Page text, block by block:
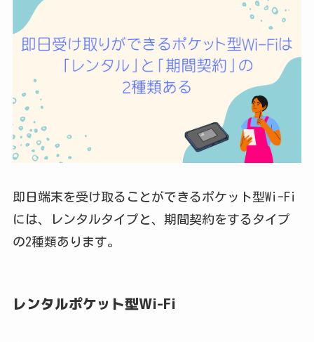
即日端末を受け取ることができるポケット型Wi-Fi
には、レンタルタイプと、期間契約をするタイプ
の2種類あります。
レンタルポケット型Wi-Fi